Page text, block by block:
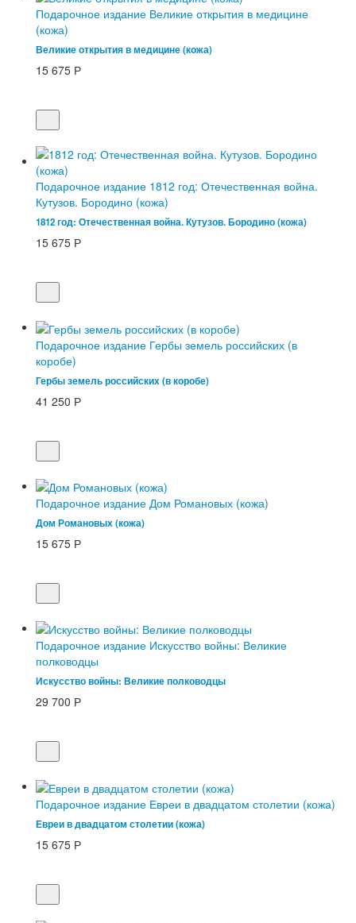
Подарочное издание Великие открытия в медицине
(кожа)
Великие открытия в медицине (кожа)
15 675 Р
Подарочное издание 1812 год: Отечественная война.
Кутузов. Бородино (кожа)
1812 год: Отечественная война. Кутузов. Бородино (кожа)
15 675 Р
Подарочное издание Гербы земель российских (в
коробе)
Гербы земель российских (в коробе)
41 250 Р
Подарочное издание Дом Романовых (кожа)
Дом Романовых (кожа)
15 675 Р
Подарочное издание Искусство войны: Великие
полководцы
Искусство войны: Великие полководцы
29 700 Р
Подарочное издание Евреи в двадцатом столетии (кожа)
Евреи в двадцатом столетии (кожа)
15 675 Р